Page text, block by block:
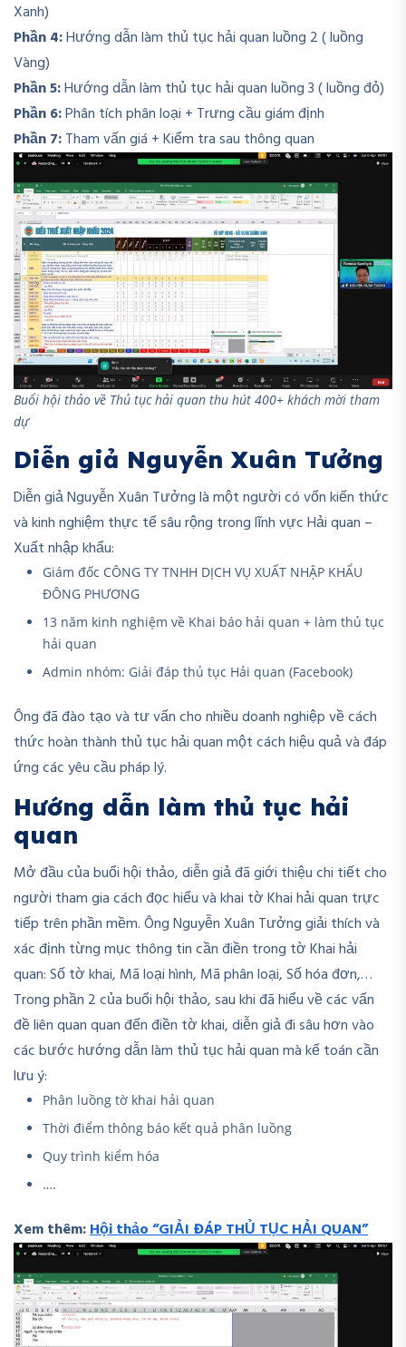
Xanh)
Phần 4:Hướng dẫn làm thủ tục hải quan luồng 2 ( luồng
Vàng)
Phần 5:Hướng dẫn làm thủ tục hải quan luồng 3 ( luồng đỏ)
Phần 6:Phân tích phân loại + Trưng cầu giám định
Phần 7:Tham vấn giá + Kiểm tra sau thông quan
Buổi hội thảo về Thủ tục hải quan thu hút 400+ khách mời tham
dự
Diễn giả Nguyễn Xuân Tưởng
Diễn giả Nguyễn Xuân Tưởng là một người có vốn kiến thức
và kinh nghiệm thực tế sâu rộng trong lĩnh vực Hải quan –
Xuất nhập khẩu:
Giám đốc CÔNG TY TNHH DỊCH VỤ XUẤT NHẬP KHẨU
ĐÔNG PHƯƠNG
13 năm kinh nghiệm về Khai báo hải quan + làm thủ tục
hải quan
Admin nhóm: Giải đáp thủ tục Hải quan (Facebook)
Ông đã đào tạo và tư vấn cho nhiều doanh nghiệp về cách
thức hoàn thành thủ tục hải quan một cách hiệu quả và đáp
ứng các yêu cầu pháp lý.
Hướng dẫn làm thủ tục hải
quan
Mở đầu của buổi hội thảo, diễn giả đã giới thiệu chi tiết cho
người tham gia cách đọc hiểu và khai tờ Khai hải quan trực
tiếp trên phần mềm. Ông Nguyễn Xuân Tưởng giải thích và
xác định từng mục thông tin cần điền trong tờ Khai hải
quan: Số tờ khai, Mã loại hình, Mã phân loại, Số hóa đơn,…
Trong phần 2 của buổi hội thảo, sau khi đã hiểu về các vấn
đề liên quan quan đến điền tờ khai, diễn giả đi sâu hơn vào
các bước hướng dẫn làm thủ tục hải quan mà kế toán cần
lưu ý:
Phân luồng tờ khai hải quan
Thời điểm thông báo kết quả phân luồng
Quy trình kiểm hóa
….
Xem thêm:Hội thảo “GIẢI ĐÁP THỦ TỤC HẢI QUAN”